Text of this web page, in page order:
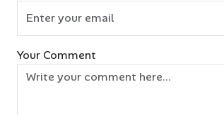
Your Comment